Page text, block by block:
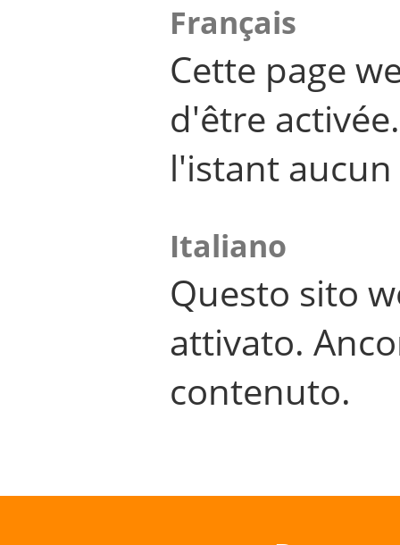
Français
Cette page
d'être
l'istant
Italiano
Questo sito
attivato.
contenuto.